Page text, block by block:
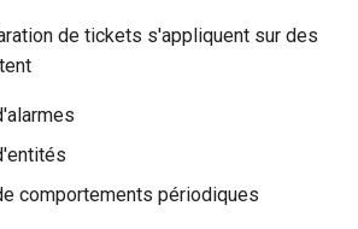
de tickets s'appliquent sur des
comportements périodiques